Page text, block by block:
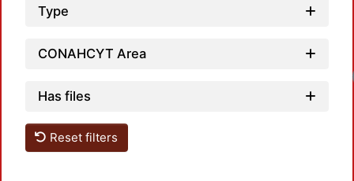
Type
CONAHCYT Area
Has files
Reset filters